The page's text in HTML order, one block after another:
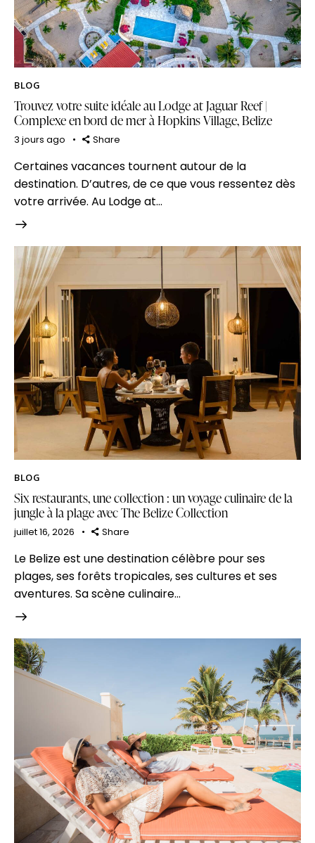
BLOG
Trouvez votre suite idéale au Lodge at Jaguar Reef |
Complexe en bord de mer à Hopkins Village, Belize
3 jours ago Share
Certaines vacances tournent autour de la
destination. D’autres, de ce que vous ressentez dès
votre arrivée. Au Lodge at…
BLOG
Six restaurants, une collection : un voyage culinaire de la
jungle à la plage avec The Belize Collection
juillet 16, 2026 Share
Le Belize est une destination célèbre pour ses
plages, ses forêts tropicales, ses cultures et ses
aventures. Sa scène culinaire…